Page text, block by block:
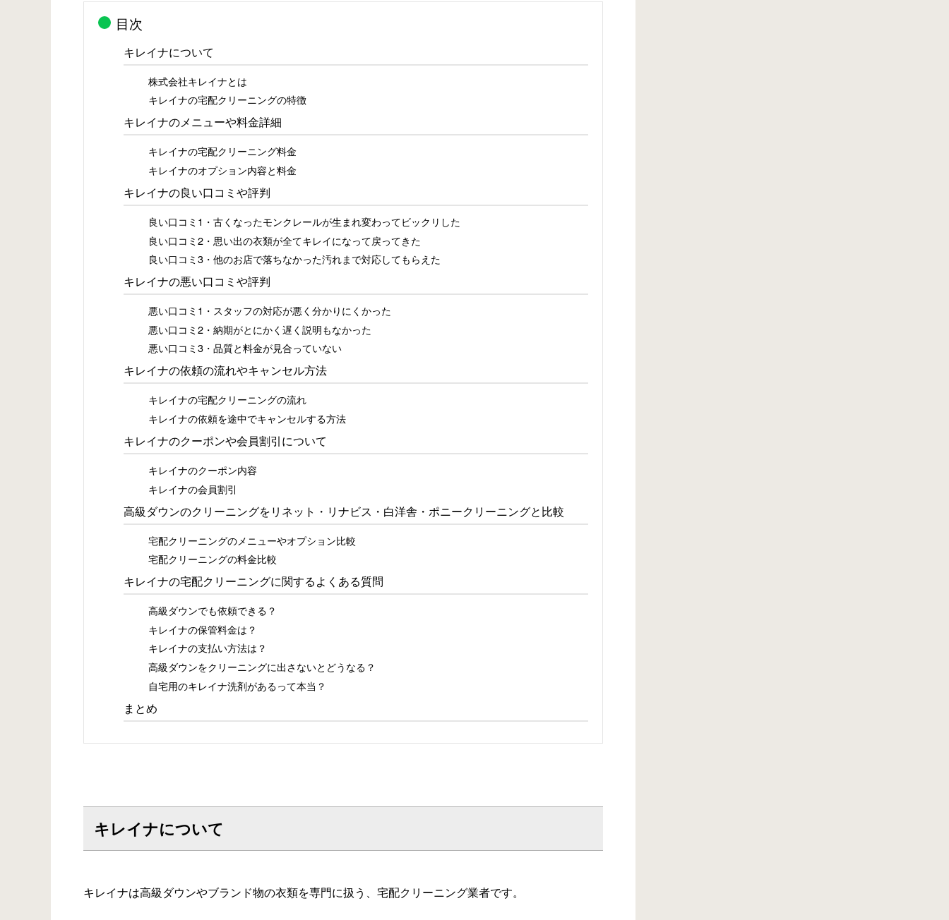
目次
キレイナについて
株式会社キレイナとは
キレイナの宅配クリーニングの特徴
キレイナのメニューや料金詳細
キレイナの宅配クリーニング料金
キレイナのオプション内容と料金
キレイナの良い口コミや評判
良い口コミ1・古くなったモンクレールが生まれ変わってビックリした
良い口コミ2・思い出の衣類が全てキレイになって戻ってきた
良い口コミ3・他のお店で落ちなかった汚れまで対応してもらえた
キレイナの悪い口コミや評判
悪い口コミ1・スタッフの対応が悪く分かりにくかった
悪い口コミ2・納期がとにかく遅く説明もなかった
悪い口コミ3・品質と料金が見合っていない
キレイナの依頼の流れやキャンセル方法
キレイナの宅配クリーニングの流れ
キレイナの依頼を途中でキャンセルする方法
キレイナのクーポンや会員割引について
キレイナのクーポン内容
キレイナの会員割引
高級ダウンのクリーニングをリネット・リナビス・白洋舎・ポニークリーニングと比較
宅配クリーニングのメニューやオプション比較
宅配クリーニングの料金比較
キレイナの宅配クリーニングに関するよくある質問
高級ダウンでも依頼できる？
キレイナの保管料金は？
キレイナの支払い方法は？
高級ダウンをクリーニングに出さないとどうなる？
自宅用のキレイナ洗剤があるって本当？
まとめ
キレイナについて
キレイナは高級ダウンやブランド物の衣類を専門に扱う、宅配クリーニング業者です。